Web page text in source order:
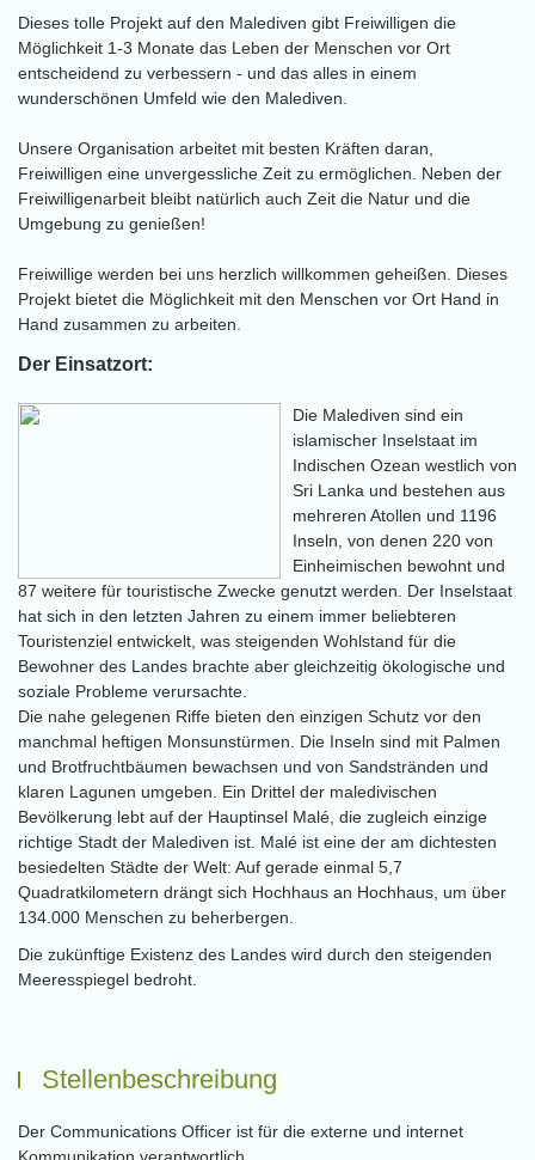
Dieses tolle Projekt auf den Malediven gibt Freiwilligen die
Möglichkeit 1-3 Monate das Leben der Menschen vor Ort
entscheidend zu verbessern - und das alles in einem
wunderschönen Umfeld wie den Malediven.
Unsere Organisation arbeitet mit besten Kräften daran,
Freiwilligen eine unvergessliche Zeit zu ermöglichen. Neben der
Freiwilligenarbeit bleibt natürlich auch Zeit die Natur und die
Umgebung zu genießen!
Freiwillige werden bei uns herzlich willkommen geheißen. Dieses
Projekt bietet die Möglichkeit mit den Menschen vor Ort Hand in
Hand zusammen zu arbeiten.
Der Einsatzort:
Die Malediven sind ein
islamischer Inselstaat im
Indischen Ozean westlich von
Sri Lanka und bestehen aus
mehreren Atollen und 1196
Inseln, von denen 220 von
Einheimischen bewohnt und
87 weitere für touristische Zwecke genutzt werden. Der Inselstaat
hat sich in den letzten Jahren zu einem immer beliebteren
Touristenziel entwickelt, was steigenden Wohlstand für die
Bewohner des Landes brachte aber gleichzeitig ökologische und
soziale Probleme verursachte.
Die nahe gelegenen Riffe bieten den einzigen Schutz vor den
manchmal heftigen Monsunstürmen. Die Inseln sind mit Palmen
und Brotfruchtbäumen bewachsen und von Sandstränden und
klaren Lagunen umgeben. Ein Drittel der maledivischen
Bevölkerung lebt auf der Hauptinsel Malé, die zugleich einzige
richtige Stadt der Malediven ist. Malé ist eine der am dichtesten
besiedelten Städte der Welt: Auf gerade einmal 5,7
Quadratkilometern drängt sich Hochhaus an Hochhaus, um über
134.000 Menschen zu beherbergen.
Die zukünftige Existenz des Landes wird durch den steigenden
Meeresspiegel bedroht.
Stellenbeschreibung
Der Communications Officer ist für die externe und internet